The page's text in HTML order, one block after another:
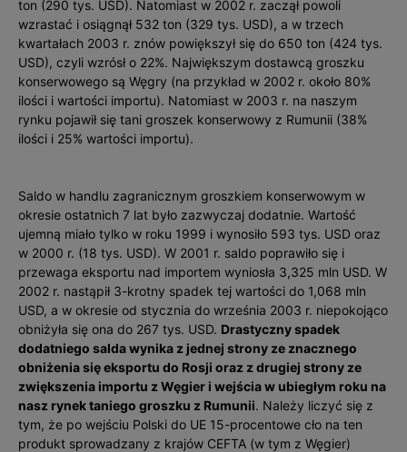
ton (290 tys. USD). Natomiast w 2002 r. zaczął powoli
wzrastać i osiągnął 532 ton (329 tys. USD), a w trzech
kwartałach 2003 r. znów powiększył się do 650 ton (424 tys.
USD), czyli wzrósł o 22%. Największym dostawcą groszku
konserwowego są Węgry (na przykład w 2002 r. około 80%
ilości i wartości importu). Natomiast w 2003 r. na naszym
rynku pojawił się tani groszek konserwowy z Rumunii (38%
ilości i 25% wartości importu).
Saldo w handlu zagranicznym groszkiem konserwowym w
okresie ostatnich 7 lat było zazwyczaj dodatnie. Wartość
ujemną miało tylko w roku 1999 i wynosiło 593 tys. USD oraz
w 2000 r. (18 tys. USD). W 2001 r. saldo poprawiło się i
przewaga eksportu nad importem wyniosła 3,325 mln USD. W
2002 r. nastąpił 3-krotny spadek tej wartości do 1,068 mln
USD, a w okresie od stycznia do września 2003 r. niepokojąco
obniżyła się ona do 267 tys. USD. Drastyczny spadek
dodatniego salda wynika z jednej strony ze znacznego
obniżenia się eksportu do Rosji oraz z drugiej strony ze
zwiększenia importu z Węgier i wejścia w ubiegłym roku na
nasz rynek taniego groszku z Rumunii. Należy liczyć się z
tym, że po wejściu Polski do UE 15-procentowe cło na ten
produkt sprowadzany z krajów CEFTA (w tym z Węgier)